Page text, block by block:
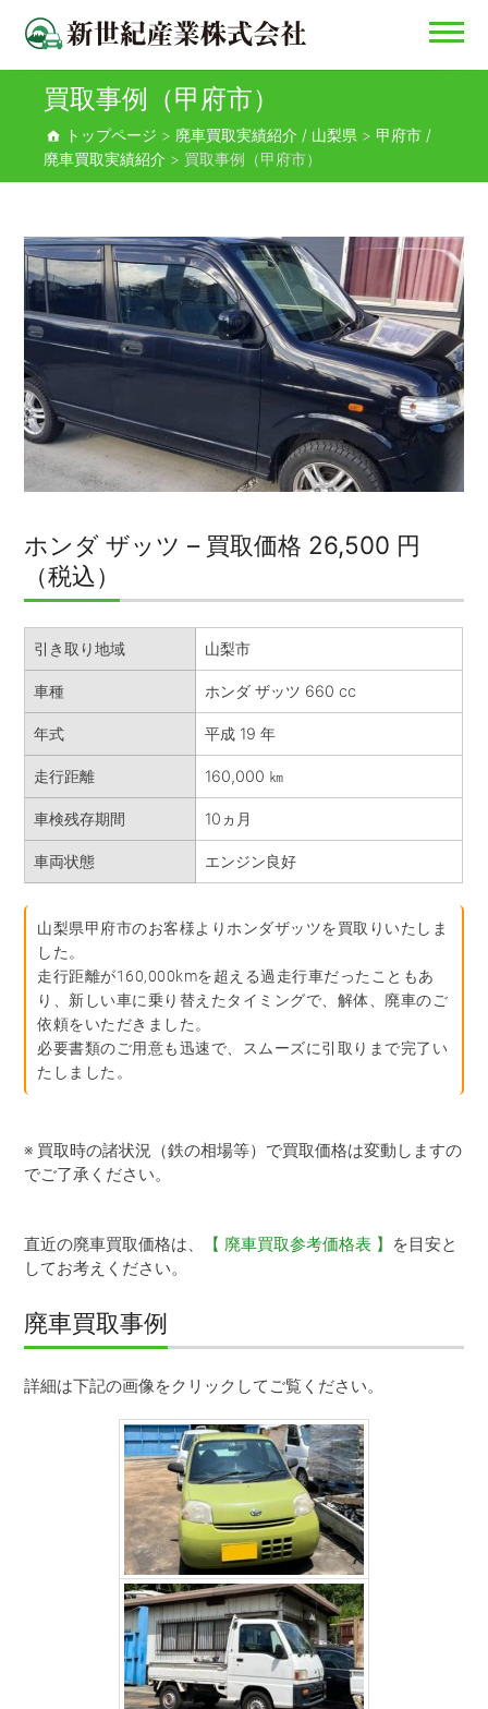
新世紀産業株式会社
買取事例（甲府市）
トップページ > 廃車買取実績紹介 / 山梨県 > 甲府市 /
廃車買取実績紹介 > 買取事例（甲府市）
ホンダ ザッツ – 買取価格 26,500 円
（税込）
引き取り地域 山梨市
車種 ホンダ ザッツ 660 cc
年式 平成 19 年
走行距離 160,000 ㎞
車検残存期間 10ヵ月
車両状態 エンジン良好
山梨県甲府市のお客様よりホンダザッツを買取りいたしま
した。
走行距離が160,000kmを超える過走行車だったこともあ
り、新しい車に乗り替えたタイミングで、解体、廃車のご
依頼をいただきました。
必要書類のご用意も迅速で、スムーズに引取りまで完了い
たしました。
※ 買取時の諸状況（鉄の相場等）で買取価格は変動しますの
でご了承ください。
直近の廃車買取価格は、 【 廃車買取参考価格表 】 を目安と
してお考えください。
廃車買取事例
詳細は下記の画像をクリックしてご覧ください。
スバルサンバー（甲州市）
トヨタウィッシュ（昭和
町）